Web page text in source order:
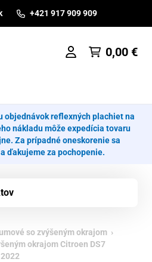
+421 917 909 909
0,00 €
objednávok reflexných plachiet na
nákladu môže expedícia tovaru
Za prípadné oneskorenie sa
ďakujeme za pochopenie.
so zvýšeným okrajom ›
okrajom Citroen DS7